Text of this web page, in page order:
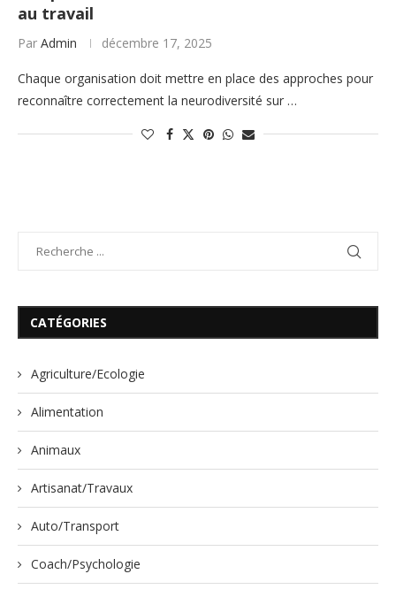
au travail
Par Admin décembre 17, 2025
Chaque organisation doit mettre en place des approches pour
reconnaître correctement la neurodiversité sur …
CATÉGORIES
Agriculture/Ecologie
Alimentation
Animaux
Artisanat/Travaux
Auto/Transport
Coach/Psychologie